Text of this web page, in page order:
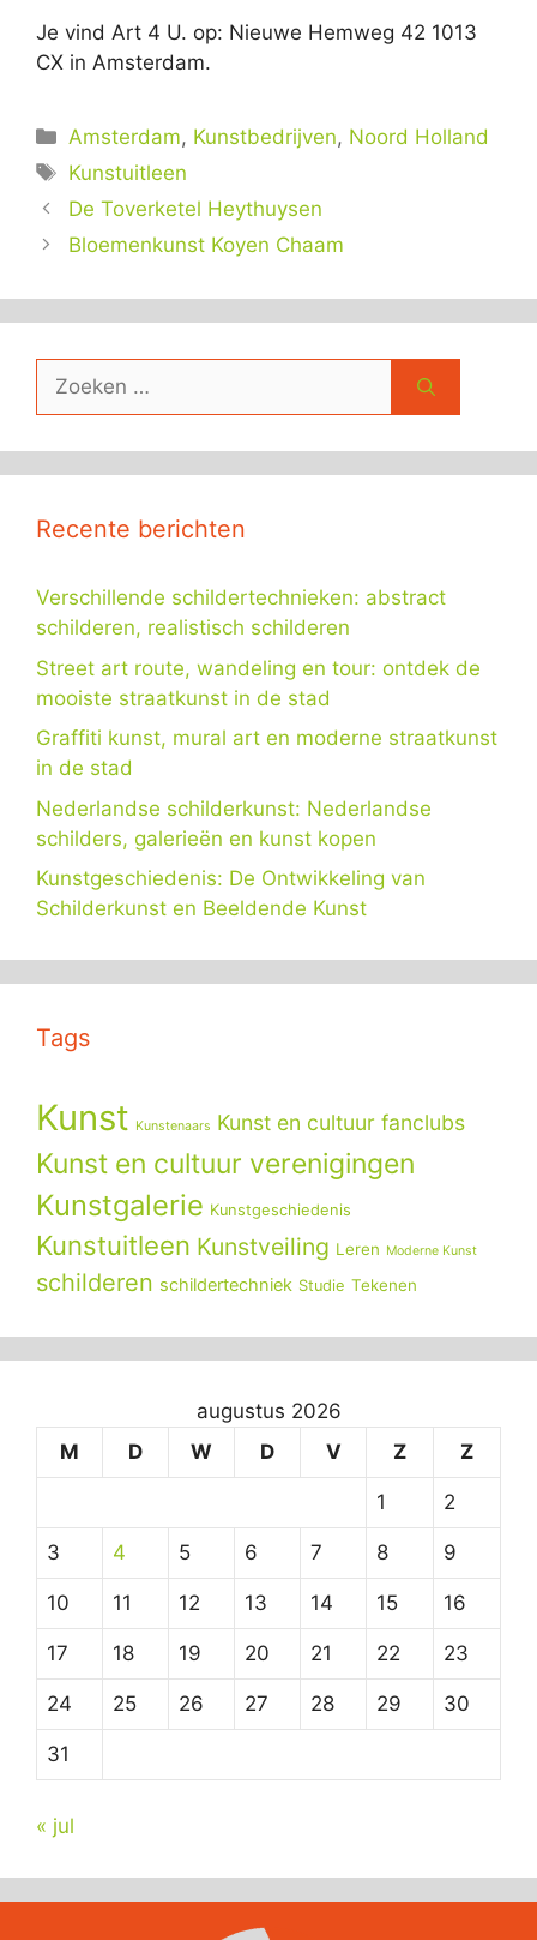
Je vind Art 4 U. op: Nieuwe Hemweg 42 1013
CX in Amsterdam.
Categorieën
Amsterdam, Kunstbedrijven, Noord Holland
Tags
Kunstuitleen
De Toverketel Heythuysen
Bloemenkunst Koyen Chaam
Zoek
Recente berichten
Verschillende schildertechnieken: abstract
schilderen, realistisch schilderen
Street art route, wandeling en tour: ontdek de
mooiste straatkunst in de stad
Graffiti kunst, mural art en moderne straatkunst
in de stad
Nederlandse schilderkunst: Nederlandse
schilders, galerieën en kunst kopen
Kunstgeschiedenis: De Ontwikkeling van
Schilderkunst en Beeldende Kunst
Tags
Kunst Kunstenaars Kunst en cultuur fanclubs
Kunst en cultuur verenigingen
Kunstgalerie Kunstgeschiedenis
Kunstuitleen Kunstveiling Leren Moderne Kunst
schilderen schildertechniek Studie Tekenen
augustus 2026
M
D W D V Z Z
1 2
3 4 5 6 7 8 9
10 11 12 13 14 15 16
17 18 19 20 21 22 23
24 25 26 27 28 29 30
31
« jul